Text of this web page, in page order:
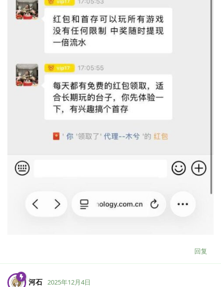
回复
河石 2025年12月4日